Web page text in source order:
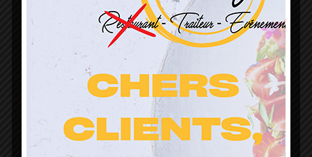
L’Atelier de Guillaume
1 Lieu Dit Sur Les Prés